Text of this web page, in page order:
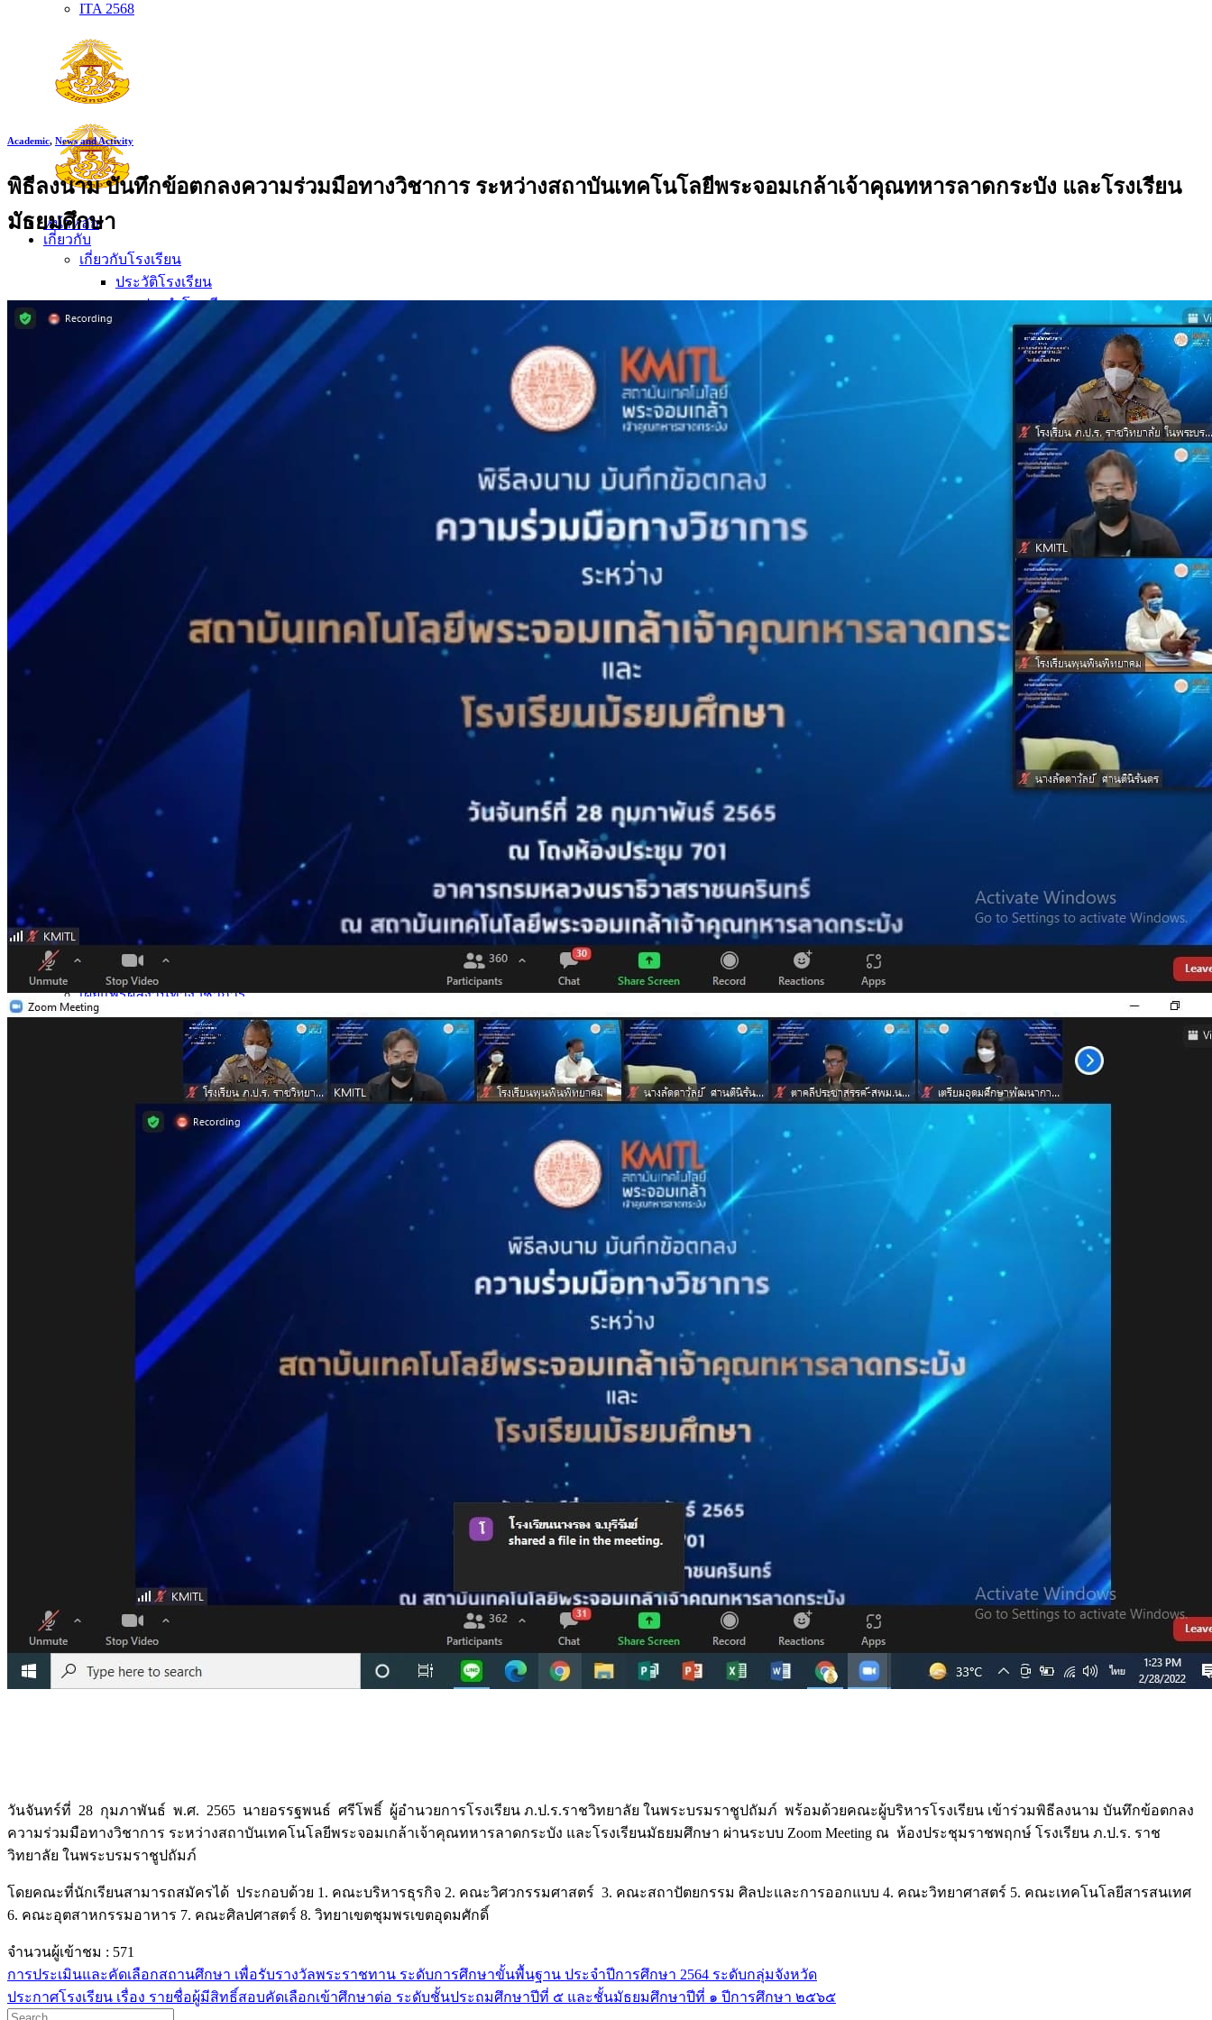
ITA 2568
หน้าหลัก
เกี่ยวกับ
เกี่ยวกับโรงเรียน
ประวัติโรงเรียน
ตราประจำโรงเรียน
ปรัชญาโรงเรียน
อัตลักษณ์
วิสัยทัศน์ พันธกิจ
การบริหาร
คณะผู้บริหาร
ทำเนียบผู้อำนวยการ
กลุ่มบริหารงานวิชาการ
กลุ่มบริหารงานงบประมาณ
กลุ่มบริหารงานบุคคล
กลุ่มบริหารงานทั่วไป
หลักสูตร
หลักสูตรสถานศึกษา
หลักสูตรแผนการเรียนเทคโนโลยีและการจัดการ
การเรียนการสอนทางไกล
LMS บทเรียนออนไลน์
ห้องสมุดและคลังข้อมูล
รายงานการประเมินสถานศึกษา
แผนปฏิบัติการปีงบประมาณ 2568
รายงานงบทดลอง
ภาพกิจกรรม
เผยแพร่ผลงานทางวิชาการ
หมายเลขโทรศัพท์ภายใน
ระบบแจ้งเรื่องร้องเรียน
Academic, News and Activity
พิธีลงนาม บันทึกข้อตกลงความร่วมมือทางวิชาการ ระหว่างสถาบันเทคโนโลยีพระจอมเกล้าเจ้าคุณทหารลาดกระบัง และโรงเรียน
มัธยมศึกษา
วันจันทร์ที่ 28 กุมภาพันธ์ พ.ศ. 2565 นายอรรฐพนธ์ ศรีโพธิ์ ผู้อำนวยการโรงเรียน ภ.ป.ร.ราชวิทยาลัย ในพระบรมราชูปถัมภ์ พร้อมด้วยคณะผู้บริหารโรงเรียน เข้าร่วมพิธีลงนาม บันทึกข้อตกลง
ความร่วมมือทางวิชาการ ระหว่างสถาบันเทคโนโลยีพระจอมเกล้าเจ้าคุณทหารลาดกระบัง และโรงเรียนมัธยมศึกษา ผ่านระบบ Zoom Meeting ณ ห้องประชุมราชพฤกษ์ โรงเรียน ภ.ป.ร. ราช
วิทยาลัย ในพระบรมราชูปถัมภ์
โดยคณะที่นักเรียนสามารถสมัครได้ ประกอบด้วย 1. คณะบริหารธุรกิจ 2. คณะวิศวกรรมศาสตร์ 3. คณะสถาปัตยกรรม ศิลปะและการออกแบบ 4. คณะวิทยาศาสตร์ 5. คณะเทคโนโลยีสารสนเทศ
6. คณะอุตสาหกรรมอาหาร 7. คณะศิลปศาสตร์ 8. วิทยาเขตชุมพรเขตอุดมศักดิ์
จำนวนผู้เข้าชม : 571
การประเมินและคัดเลือกสถานศึกษา เพื่อรับรางวัลพระราชทาน ระดับการศึกษาขั้นพื้นฐาน ประจำปีการศึกษา 2564 ระดับกลุ่มจังหวัด
ประกาศโรงเรียน เรื่อง รายชื่อผู้มีสิทธิ์สอบคัดเลือกเข้าศึกษาต่อ ระดับชั้นประถมศึกษาปีที่ ๕ และชั้นมัธยมศึกษาปีที่ ๑ ปีการศึกษา ๒๕๖๕